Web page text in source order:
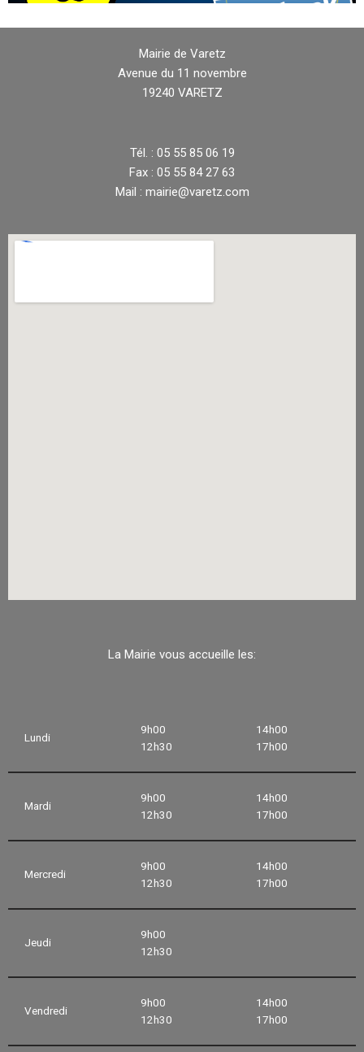
Mairie de Varetz
Avenue du 11 novembre
19240 VARETZ
Tél. : 05 55 85 06 19
Fax : 05 55 84 27 63
Mail : mairie@varetz.com
La Mairie vous accueille les:
Lundi
9h00
12h30
14h00
17h00
Mardi
9h00
12h30
14h00
17h00
Mercredi
9h00
12h30
14h00
17h00
Jeudi
9h00
12h30
Vendredi
9h00
12h30
14h00
17h00